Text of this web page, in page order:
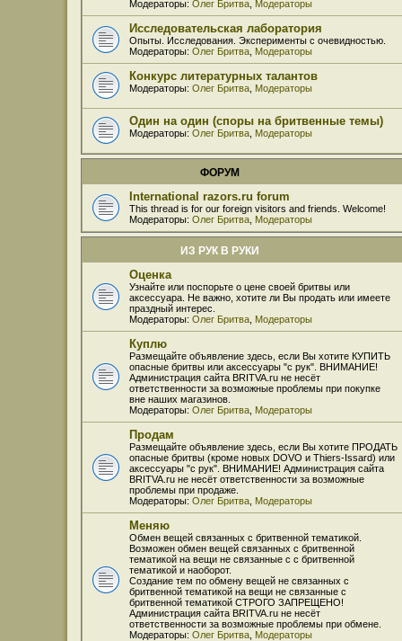
Модераторы: Олег Бритва Модераторы
Исследовательская лаборатория
Опыты. Исследования. Эксперименты с очевидностью.
Модераторы: Олег Бритва Модераторы
Конкурс литературных талантов
Модераторы: Олег Бритва Модераторы
Один на один (споры на бритвенные темы)
Модераторы: Олег Бритва Модераторы
ФОРУМ
International razors.ru forum
This thread is for our foreign visitors and friends. Welcome!
Модераторы: Олег Бритва Модераторы
ИЗ РУК В РУКИ
Оценка
Узнайте или поспорьте о цене своей бритвы или
аксессуара. Не важно, хотите ли Вы продать или имеете
праздный интерес.
Модераторы: Олег Бритва Модераторы
Куплю
Размещайте объявление здесь, если Вы хотите КУПИТЬ
опасные бритвы или аксессуары "с рук". ВНИМАНИЕ!
Администрация сайта BRITVA.ru не несёт
ответственности за возможные проблемы при покупке
вне наших магазинов.
Модераторы: Олег Бритва Модераторы
Продам
Размещайте объявление здесь, если Вы хотите ПРОДАТЬ
опасные бритвы (кроме новых DOVO и Thiers-Issard) или
аксессуары "с рук". ВНИМАНИЕ! Администрация сайта
BRITVA.ru не несёт ответственности за возможные
проблемы при продаже.
Модераторы: Олег Бритва Модераторы
Меняю
Обмен вещей связанных с бритвенной тематикой.
Возможен обмен вещей связанных с бритвенной
тематикой на вещи не связанные с с бритвенной
тематикой и наоборот.
Создание тем по обмену вещей не связанных с
бритвенной тематикой на вещи не связанные с
бритвенной тематикой СТРОГО ЗАПРЕЩЕНО!
Администрация сайта BRITVA.ru не несёт
ответственности за возможные проблемы при обмене.
Модераторы: Олег Бритва Модераторы